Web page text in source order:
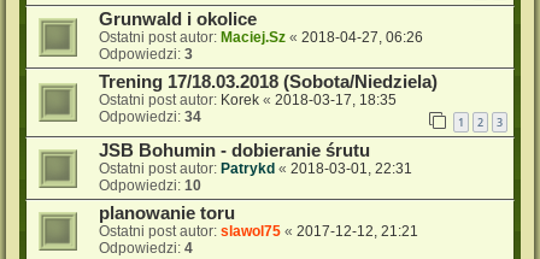
Grunwald i okolice
Ostatni post autor: Maciej.Sz « 2018-04-27, 06:26
Odpowiedzi: 3
Trening 17/18.03.2018 (Sobota/Niedziela)
Ostatni post autor: Korek « 2018-03-17, 18:35
Odpowiedzi: 34 1 2 3
JSB Bohumin - dobieranie śrutu
Ostatni post autor: Patrykd « 2018-03-01, 22:31
Odpowiedzi: 10
planowanie toru
Ostatni post autor: slawol75 « 2017-12-12, 21:21
Odpowiedzi: 4